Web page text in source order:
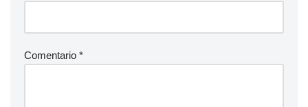
Comentario *